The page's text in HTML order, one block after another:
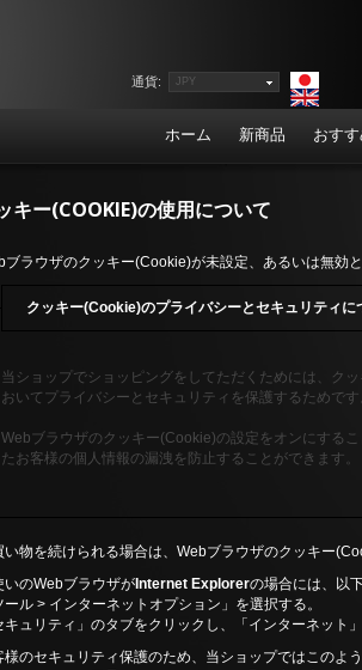
ホーム 新商品 おす
通貨: JPY
キー(COOKIE)の使用について
ブラウザのクッキー(Cookie)が未設定、あるいは無効と
クッキー(Cookie)のプライバシーとセキュリティに
当ショップでショッピングをしてただくためには、ク
おいてプライバシーとセキュリティを保護するためです
Webブラウザのクッキー(Cookie)の設定をオンにする
たお客様の個人情報の漏洩を防止することができます。
い物を続けられる場合は、Webブラウザのクッキー
いのWebブラウザが Internet Explorerの場合には、以
ール > インターネットオプション」を選択する。
キュリティ」のタブをクリックし、「インターネット
様のセキュリティ保護のため、当ショップではこのよ